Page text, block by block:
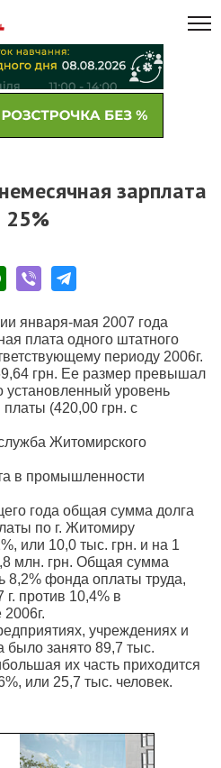
зарплата
25%
января-мая 2007 года
плата одного штатного
периоду 2006г.
грн. Ее размер превышал
установленный уровень
(420,00 грн. с
Житомирского
в промышленности
года общая сумма долга
по г. Житомиру
или 10,0 тыс. грн. и на 1
млн. грн. Общая сумма
8,2% фонда оплаты труда,
против 10,4% в
учреждениях и
было занято 89,7 тыс.
их часть приходится
или 25,7 тыс. человек.